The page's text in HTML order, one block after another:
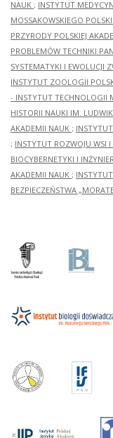
NAUK ; INSTYTUT
MOSSAKOWSKIEGO
PRZYRODY POLSKIEJ
PROBLEMÓW TECHNIKI PAN
SYSTEMATYKI I EWOLUCJI
INSTYTUT ZOOLOGII
- INSTYTUT TECHNOLOGII
HISTORII NAUKI IM.
AKADEMII NAUK ;
; INSTYTUT ROZWOJU WSI
BIOCYBERNETYKI I
AKADEMII NAUK ;
BEZPIECZEŃSTWA